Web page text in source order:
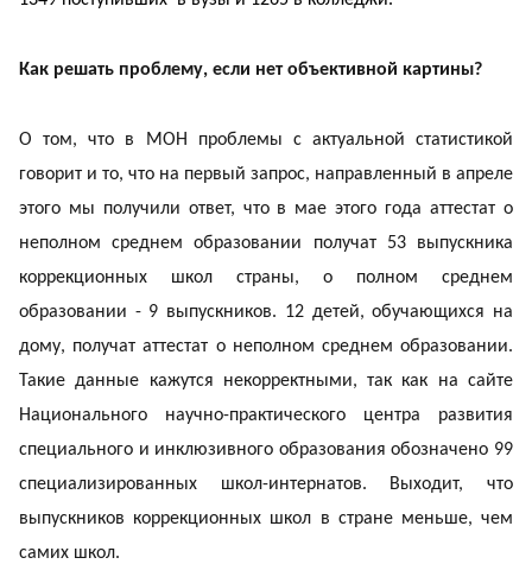
Как решать проблему, если нет объективной картины?
О том, что в МОН проблемы с актуальной статистикой
говорит и то, что на первый запрос, направленный в апреле
этого мы получили ответ, что в мае этого года аттестат о
неполном среднем образовании получат 53 выпускника
коррекционных школ страны, о полном среднем
образовании - 9 выпускников. 12 детей, обучающихся на
дому, получат аттестат о неполном среднем образовании.
Такие данные кажутся некорректными, так как на сайте
Национального научно-практического центра развития
специального и инклюзивного образования обозначено 99
специализированных школ-интернатов. Выходит, что
выпускников коррекционных школ в стране меньше, чем
самих школ.